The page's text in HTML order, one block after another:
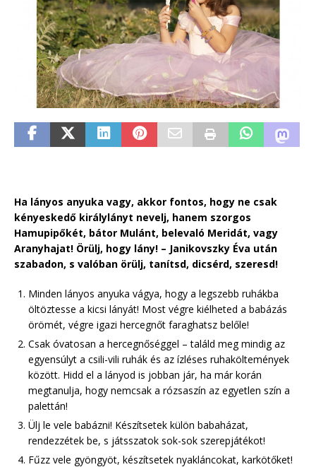
Ha lányos anyuka vagy, akkor fontos, hogy ne csak
kényeskedő királylányt nevelj, hanem szorgos
Hamupipőkét, bátor Mulánt, belevaló Meridát, vagy
Aranyhajat! Örülj, hogy lány! – Janikovszky Éva után
szabadon, s valóban örülj, tanítsd, dicsérd, szeresd!
Minden lányos anyuka vágya, hogy a legszebb ruhákba
öltöztesse a kicsi lányát! Most végre kiélheted a babázás
örömét, végre igazi hercegnőt faraghatsz belőle!
Csak óvatosan a hercegnőséggel – találd meg mindig az
egyensúlyt a csili-vili ruhák és az ízléses ruhaköltemények
között. Hidd el a lányod is jobban jár, ha már korán
megtanulja, hogy nemcsak a rózsaszín az egyetlen szín a
palettán!
Ülj le vele babázni! Készítsetek külön babaházat,
rendezzétek be, s játsszatok sok-sok szerepjátékot!
Fűzz vele gyöngyöt, készítsetek nyakláncokat, karkötőket!